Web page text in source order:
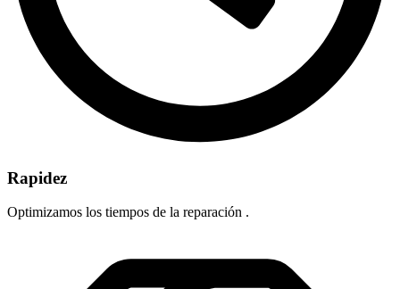
Rapidez
Optimizamos los tiempos de la reparación .